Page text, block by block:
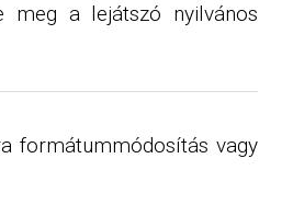
meg a lejátszó nyilvános
formátummódosítás vagy